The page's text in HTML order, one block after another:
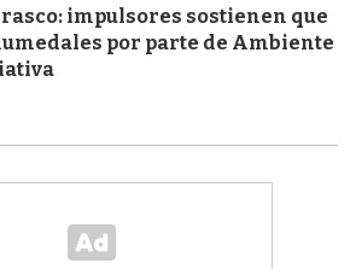
impulsores sostienen que
por parte de Ambiente